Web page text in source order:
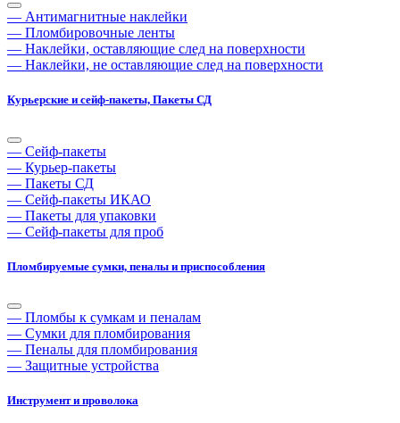
— Антимагнитные наклейки
— Пломбировочные ленты
— Наклейки, оставляющие след на поверхности
— Наклейки, не оставляющие след на поверхности
Курьерские и сейф-пакеты, Пакеты СД
— Сейф-пакеты
— Курьер-пакеты
— Пакеты СД
— Сейф-пакеты ИКАО
— Пакеты для упаковки
— Сейф-пакеты для проб
Пломбируемые сумки, пеналы и приспособления
— Пломбы к сумкам и пеналам
— Сумки для пломбирования
— Пеналы для пломбирования
— Защитные устройства
Инструмент и проволока